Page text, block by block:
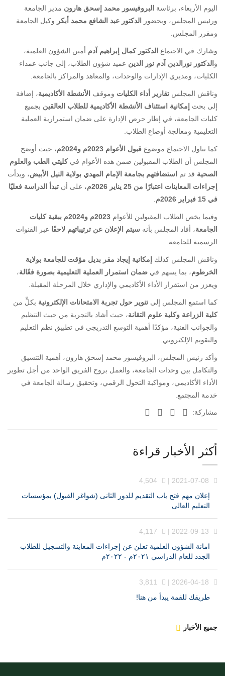
اليوم الأربعاء، برئاسة البروفيسور محمد إسحق هارون مدير الجامعة
ورئيس المجلس، وبحضور
الدكتور عبد الشافع محمد أبكر وكيل الجامعة
ومقرر المجلس.
وشارك في الاجتماع الدكتور كمال إبراهيم آدم أمين الشؤون العلمية،
و الدكتور نورالدين آدم نور الدين عميد شؤون الطلاب، إلى جانب عمداء
الكليات، ومديري الإدارات والوحدات، والمعاهد والمراكز بالجامعة.
وناقش المجلس تقارير أداء الكليات وموقف الأنشطة الأكاديمية، إضافة
إلى بحث
إمكانية استئناف الأنشطة الأكاديمية للطلاب العالقين بجميع
كليات الجامعة، في إطار حرص الإدارة على ضمان استمرارية العملية
التعليمية ومعالجة أوضاع الطلاب.
كما تناول الاجتماع موضوع قبول الأعوام 2023م و2024م
، حيث أوضح
المجلس أن الطلاب المقبولين ضمن هذه الأعوام فيكليتي الطب والعلوم
الصحية قد تم استضافتهم بجامعة الإمام المهدي بولاية النيل الأبيض، وبدأت
إجراءات المعاينات اعتبارًا من 25 يناير 2026م
، على أن تبدأ الدراسة فعليًا
في 15 فبراير 2026م
وفيما يخص الطلاب المقبولين للأعوام
2023م و2024م ببقية كليات
الجامعة، أفاد المجلس بأنه سيتم الإعلان عن ترتيباتهم لاحقًا عبر القنوات
الرسمية للجامعة.
وناقش المجلس كذلك
إمكانية إيجاد مقر بديل مؤقت للجامعة بولاية
الخرطوم، بما يسهم في ضمان استمرار العملية التعليمية بصورة فعّالة،
ويعزز من استقرار الأداء الأكاديمي والإداري خلال المرحلة المقبلة.
كما استمع المجلس إلى تنوير حول تجربة الامتحانات الإلكترونية بكلٍّ من
كلية الزراعة وكلية علوم التقانة، حيث أشاد بالتجربة من حيث التنظيم
والجوانب الفنية، مؤكدًا أهمية التوسع التدريجي في تطبيق نظم التعليم
والتقويم الإلكتروني.
وأكد رئيس المجلس، البروفيسور محمد إسحق هارون، أهمية التنسيق
والتكامل بين وحدات الجامعة، والعمل بروح الفريق الواحد من أجل تطوير
الأداء الأكاديمي، ومواكبة التحول الرقمي، وتحقيق رسالة الجامعة في
خدمة المجتمع.
مشاركة:
أكثر الأخبار قراءة
إعلان مهم فتح باب التقديم للدور الثانى (شواغر القبول) بمؤسسات
التعليم العالى
امانة الشؤون العلمية تعلن عن إجراءات المعاينة والتسجيل للطلاب
الجدد للعام الدراسي ٢٠٢١م - ٢٠٢٢م
طريقك للقمة يبدأ من هنا!
جميع الأخبار